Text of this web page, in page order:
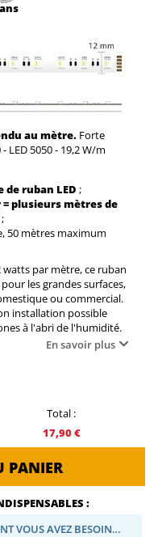
au mètre. Forte
5050 - 19,2 W/m
ruban LED ;
plusieurs mètres de
;
50 mètres maximum
par mètre, ce ruban
les grandes surfaces,
ou commercial.
installation possible
à l'abri de l'humidité.
En savoir plus
Total :
17,90 €
PANIER
:
VOUS AVEZ BESOIN…